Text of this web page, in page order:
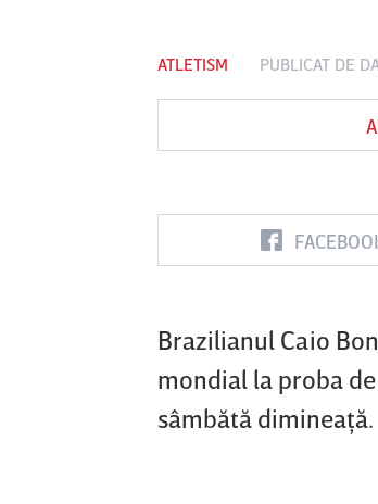
ATLETISM PUBLICAT DE
Brazilianul Caio
mondial la proba
sâmbătă dimineaţă.
Sepsi OSK Sf
Vs
FCSB